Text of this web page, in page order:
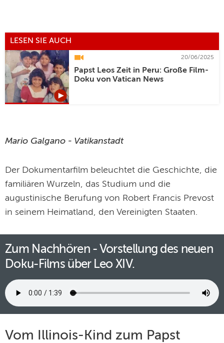
LESEN SIE AUCH
20/06/2025
Papst Leos Zeit in Peru: Große Film-
Doku von Vatican News
Mario Galgano - Vatikanstadt
Der Dokumentarfilm beleuchtet die Geschichte, die
familiären Wurzeln, das Studium und die
augustinische Berufung von Robert Francis Prevost
in seinem Heimatland, den Vereinigten Staaten.
Zum Nachhören - Vorstellung des neuen
Doku-Films über Leo XIV.
Vom Illinois-Kind zum Papst